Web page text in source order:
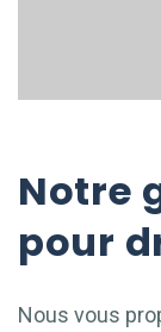
Notre
pour
Nous vous